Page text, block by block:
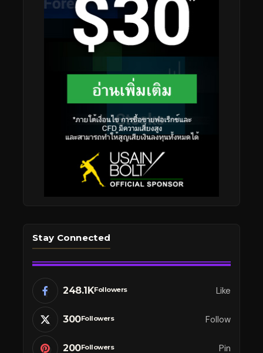
Stay Connected
248.1KFollowers Like
300Followers Follow
200Followers Pin